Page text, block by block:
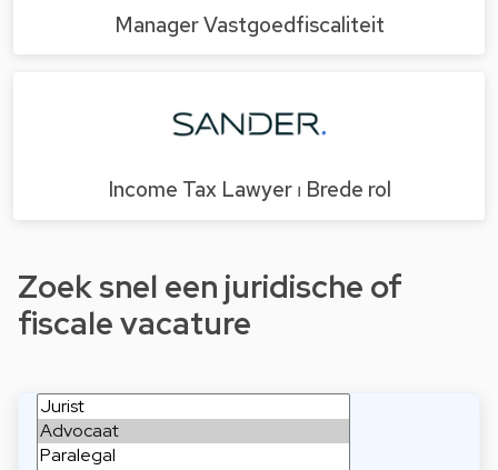
Manager Vastgoedfiscaliteit
Income Tax Lawyer ⏐ Brede rol
Zoek snel een juridische of
fiscale vacature